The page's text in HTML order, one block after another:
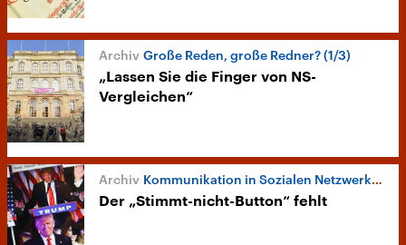
Große Reden, große Redner? (1/3)
„Lassen Sie die Finger von NS-
Vergleichen“
Kommunikation in Sozialen Netzwerken
Der „Stimmt-nicht-Button“ fehlt